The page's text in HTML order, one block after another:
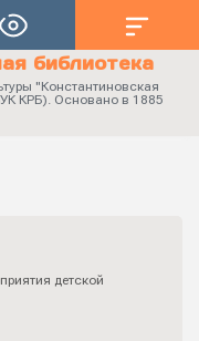
библиотека
"Константиновская
КРБ). Основано в 1885
детской